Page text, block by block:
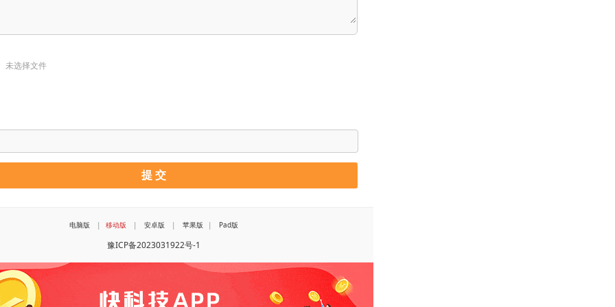
未选择文件
电脑版 | 移动版 | 安卓版 | 苹果版 | Pad版
豫ICP备2023031922号-1